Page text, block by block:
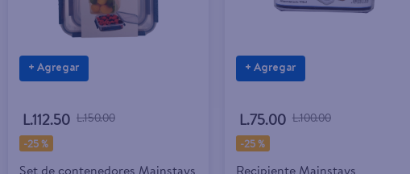
+ Agregar
L.112.50 L.150.00
-25 %
Set de contenedores Mainstays
+ Agregar
L.75.00 L.100.00
-25 %
Recipiente Mainstays